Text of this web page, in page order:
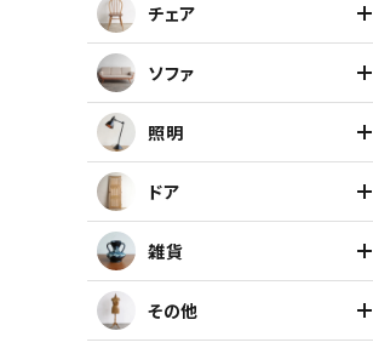
テーブル
キャビネット
チェア
ソファ
照明
チェア
ソファ
照明
ドア
雑貨
その他